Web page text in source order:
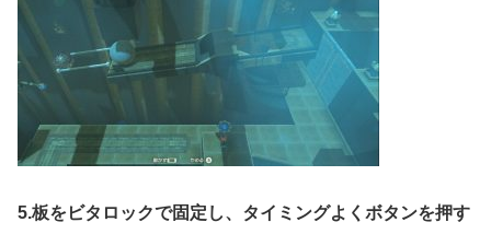
5.板をビタロックで固定し、タイミングよくボタンを押す